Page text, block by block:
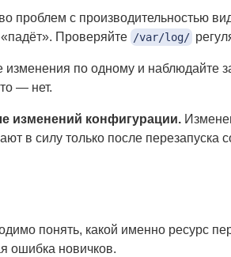
проблем с производительностью
«падёт». Проверяйте /var/log/
изменения по одному и наблюдайте
— нет.
изменений конфигурации.
в силу только после перезапуска
понять, какой именно ресурс
ошибка новичков.